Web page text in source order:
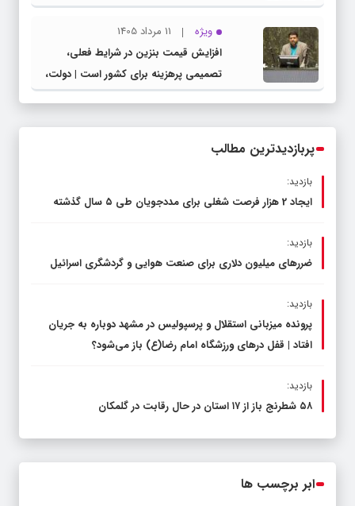
شهرستان چناران
ویژه
11 مرداد 1405
افزایش قیمت بنزین در شرایط فعلی،
تصمیمی پرهزینه برای کشور است | دولت،
قاچاق سوخت و عوامل اصلی ناترازی را
پربازدیدترین مطالب
بازدید:
ایجاد 2 هزار فرصت شغلی برای مددجویان طی ۵ سال گذشته
بازدید:
ضررهای میلیون دلاری برای صنعت هوایی و گردشگری اسرائیل
بازدید:
پرونده میزبانی استقلال و پرسپولیس در مشهد دوباره به جریان
افتاد | قفل در‌های ورزشگاه امام رضا(ع) باز می‌شود؟
بازدید:
۵۸ شطرنج‌ باز از ۱۷ استان در حال رقابت در گلمکان
ابر برچسب ها